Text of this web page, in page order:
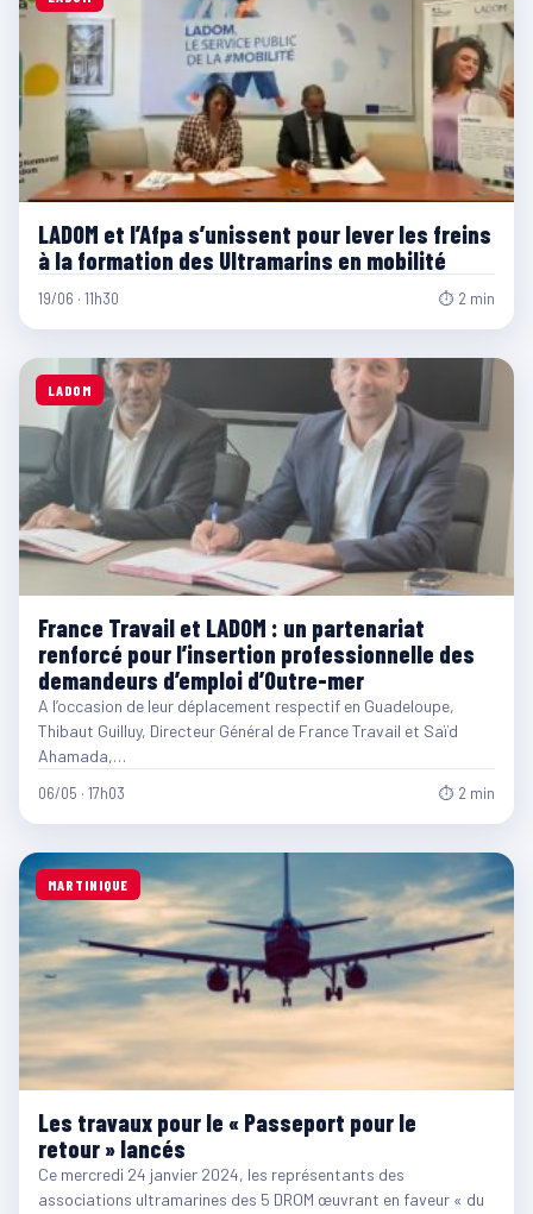
LADOM et l’Afpa s’unissent pour lever les freins
à la formation des Ultramarins en mobilité
19/06 · 11h30 ⏱ 2 min
LADOM
France Travail et LADOM : un partenariat
renforcé pour l’insertion professionnelle des
demandeurs d’emploi d’Outre-mer
A l’occasion de leur déplacement respectif en Guadeloupe,
Thibaut Guilluy, Directeur Général de France Travail et Saïd
Ahamada,…
06/05 · 17h03 ⏱ 2 min
MARTINIQUE
Les travaux pour le « Passeport pour le
retour » lancés
Ce mercredi 24 janvier 2024, les représentants des
associations ultramarines des 5 DROM œuvrant en faveur « du